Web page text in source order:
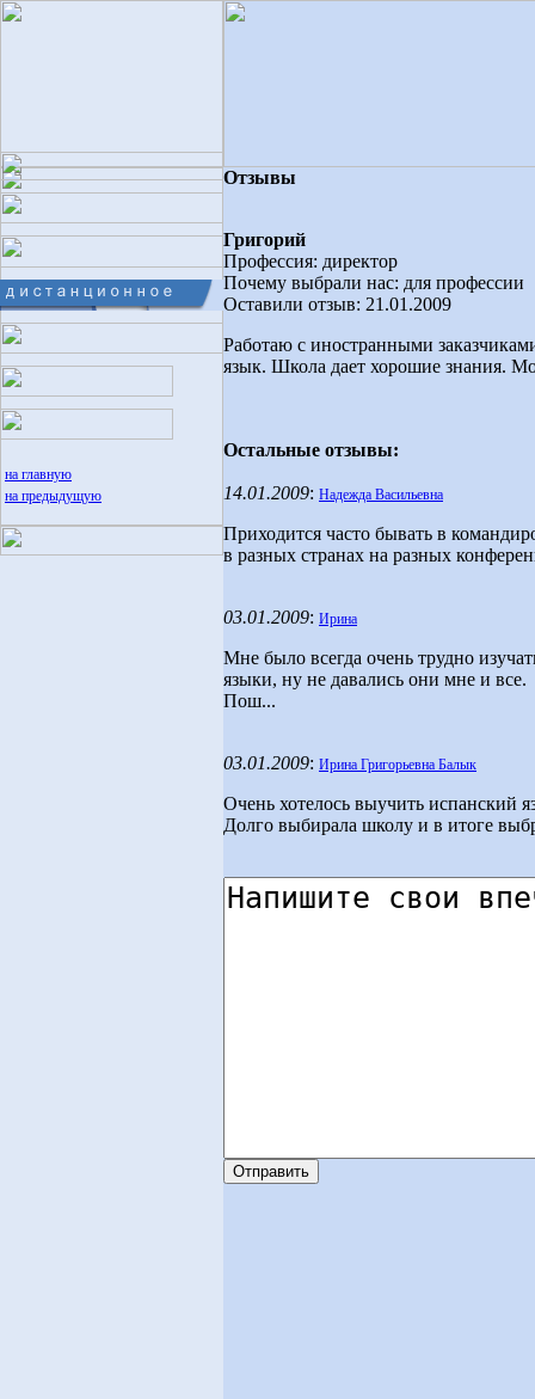
Отзывы
Григорий
Профессия: директор
Почему выбрали нас: для профессии
Оставили отзыв: 21.01.2009
Работаю с иностранными
язык. Школа дает хорошие знания.
Остальные отзывы:
14.01.2009: Надежда Васильевна
Приходится часто бывать в
в разных странах на разных
03.01.2009: Ирина
Мне было всегда очень трудно
языки, ну не давались они мне и все.
Пош...
03.01.2009: Ирина Григорьевна Балык
Очень хотелось выучить испанский
Долго выбирала школу и в итоге
на главную
на предыдущую